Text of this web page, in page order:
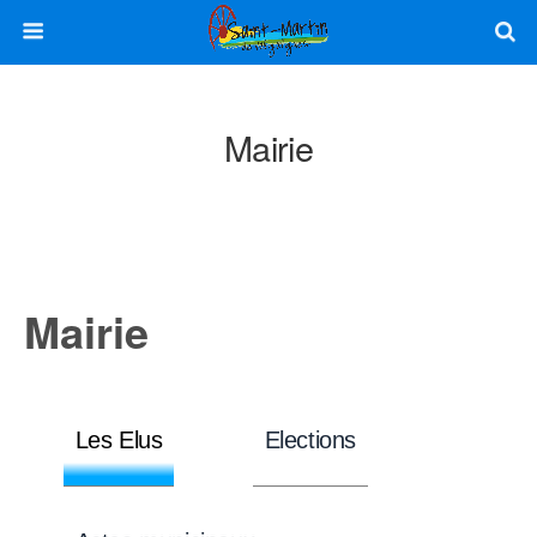
Mairie
Mairie
Les Elus Elections